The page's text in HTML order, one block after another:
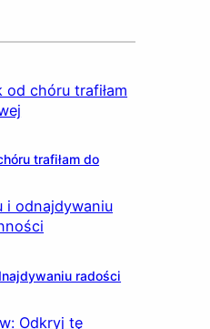
trafiłam do
radości